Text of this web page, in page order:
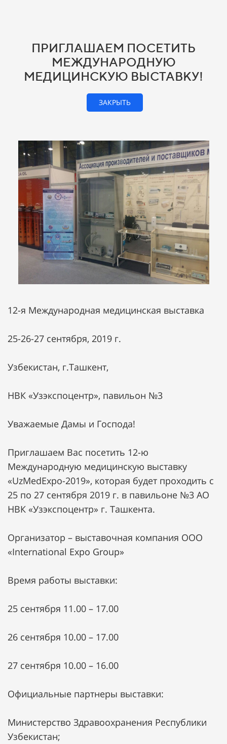
ПРИГЛАШАЕМ ПОСЕТИТЬ
МЕЖДУНАРОДНУЮ
МЕДИЦИНСКУЮ ВЫСТАВКУ!
ЗАКРЫТЬ
12-я Международная медицинская выставка
25-26-27 сентября, 2019 г.
Узбекистан, г.Ташкент,
НВК «Узэкспоцентр», павильон №3
Уважаемые Дамы и Господа!
Приглашаем Вас посетить 12-ю
Международную медицинскую выставку
«UzMedExpo-2019», которая будет проходить с
25 по 27 сентября 2019 г. в павильоне №3 АО
НВК «Узэкспоцентр» г. Ташкента.
Организатор – выставочная компания OOO
«International Expo Group»
Время работы выставки:
25 сентября 11.00 – 17.00
26 сентября 10.00 – 17.00
27 сентября 10.00 – 16.00
Официальные партнеры выставки:
Министерство Здравоохранения Республики
Узбекистан;